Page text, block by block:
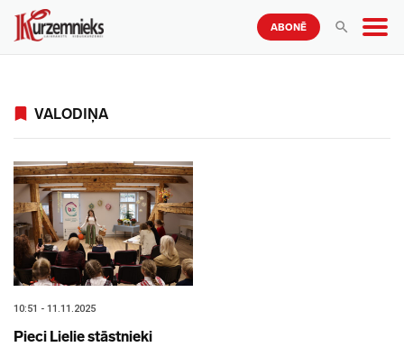
ABONĒ
VALODIŅA
10:51 - 11.11.2025
Pieci Lielie stāstnieki